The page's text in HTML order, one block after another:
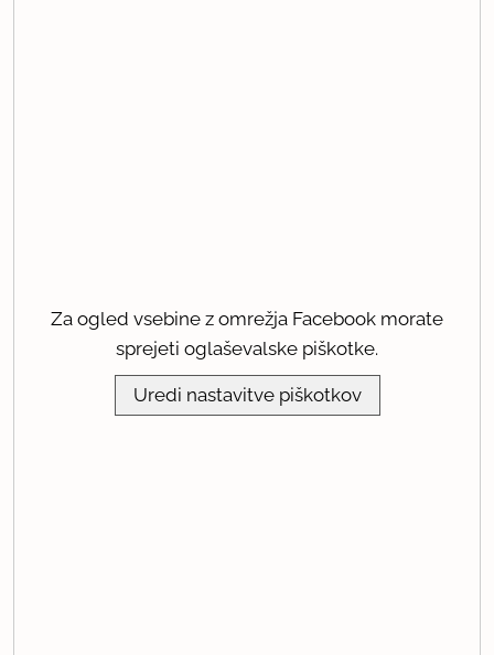
Za ogled vsebine z omrežja Facebook morate
sprejeti oglaševalske piškotke.
Uredi nastavitve piškotkov